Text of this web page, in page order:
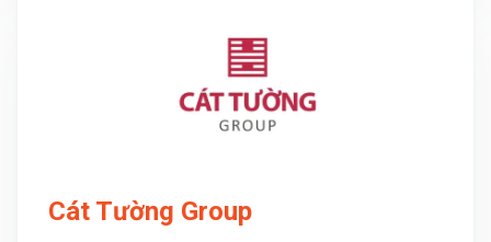
Cát Tường Group